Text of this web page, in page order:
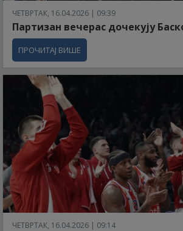
ЧЕТВРТАК, 16.04.2026 | 09:39
Партизан вечерас дочекују
ПРОЧИТАЈ ВИШЕ
ЧЕТВРТАК, 16.04.2026 | 09:14